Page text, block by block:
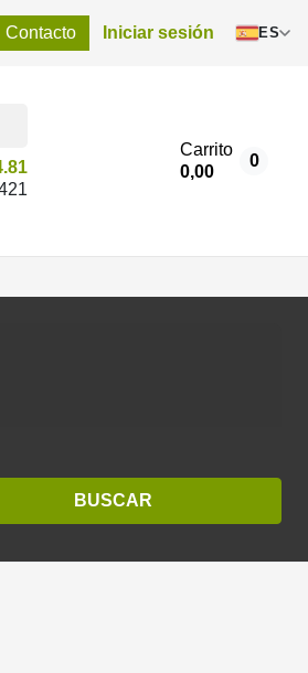
Contacto Iniciar sesión ES
Carrito
0,00
0